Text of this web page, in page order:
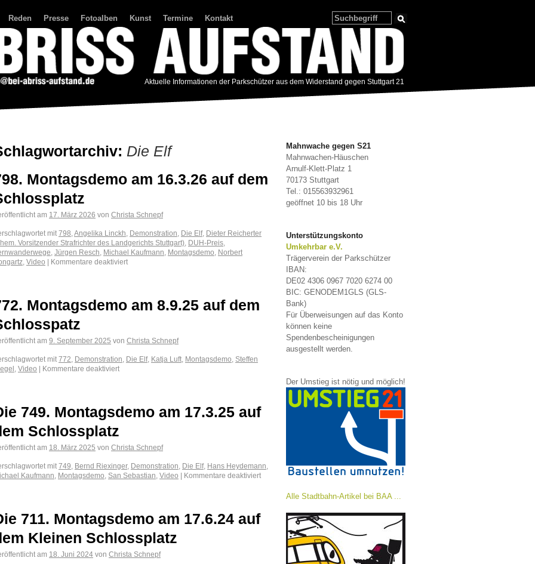
Reden Presse Fotoalben Kunst Termine Kontakt
Aktuelle Informationen der Parkschützer aus dem Widerstand gegen Stuttgart 21
Die Elf
Montagsdemo am 16.3.26 auf dem
am 17. März 2026 von Christa Schnepf
mit 798 Angelika Linckh Demonstration Die Elf, Dieter Reicherter
Vorsitzender Strafrichter des Landgerichts Stuttgart) DUH-Preis
Jürgen Resch Michael Kaufmann Montagsdemo
Norbert
Video | Kommentare deaktiviert
Montagsdemo am 8.9.25 auf dem
am 9. September 2025 von Christa Schnepf
mit 772 Demonstration Die Elf, Katja Luft Montagsdemo
Steffen
Video | Kommentare deaktiviert
749. Montagsdemo am 17.3.25 auf
Schlossplatz
am 18. März 2025 von Christa Schnepf
mit 749 Bernd Riexinger, Demonstration Die Elf, Hans Heydemann
Kaufmann
Montagsdemo San Sebastian Video | Kommentare deaktiviert
711. Montagsdemo am 17.6.24 auf
Kleinen Schlossplatz
am 18. Juni 2024 von Christa Schnepf
Mahnwache gegen S21
Mahnwachen-Häuschen
Arnulf-Klett-Platz 1
70173 Stuttgart
Tel.: 015563932961
geöffnet 10 bis 18 Uhr
Unterstützungskonto
Umkehrbar e.V.
Trägerverein der Parkschützer
IBAN:
DE02 4306 0967 7020 6274 00
BIC: GENODEM1GLS (GLS-
Bank)
Für Überweisungen auf das Konto
können keine
Spendenbescheinigungen
ausgestellt werden.
Der Umstieg ist nötig und möglich!
Alle Stadtbahn-Artikel bei BAA ...